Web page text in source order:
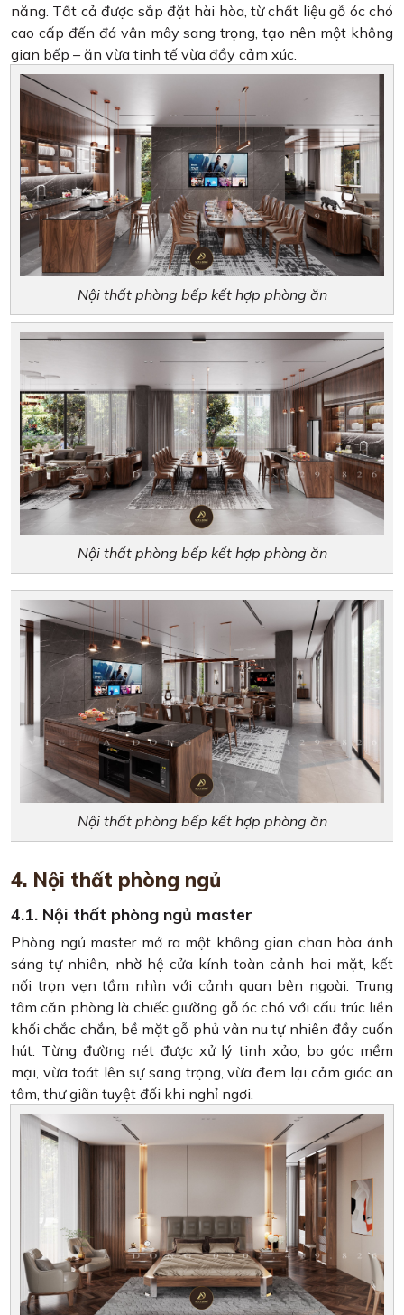
năng. Tất cả được sắp đặt hài hòa, từ chất liệu gỗ óc chó
cao cấp đến đá vân mây sang trọng, tạo nên một không
gian bếp – ăn vừa tinh tế vừa đầy cảm xúc.
Nội thất phòng bếp kết hợp phòng ăn
Nội thất phòng bếp kết hợp phòng ăn
Nội thất phòng bếp kết hợp phòng ăn
4. Nội thất phòng ngủ
4.1. Nội thất phòng ngủ master
Phòng ngủ master mở ra một không gian chan hòa ánh
sáng tự nhiên, nhờ hệ cửa kính toàn cảnh hai mặt, kết
nối trọn vẹn tầm nhìn với cảnh quan bên ngoài. Trung
tâm căn phòng là chiếc giường gỗ óc chó với cấu trúc liền
khối chắc chắn, bề mặt gỗ phủ vân nu tự nhiên đầy cuốn
hút. Từng đường nét được xử lý tinh xảo, bo góc mềm
mại, vừa toát lên sự sang trọng, vừa đem lại cảm giác an
tâm, thư giãn tuyệt đối khi nghỉ ngơi.